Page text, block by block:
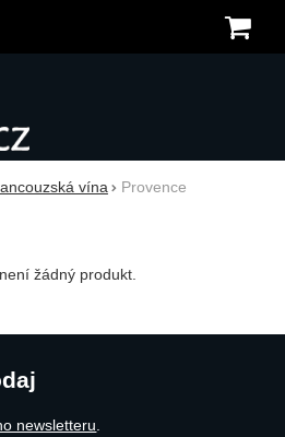
vína Provence
žádný produkt.
newsletteru